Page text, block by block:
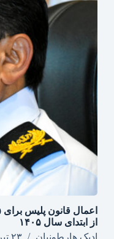
از ابتدای سال ۱۴۰۵